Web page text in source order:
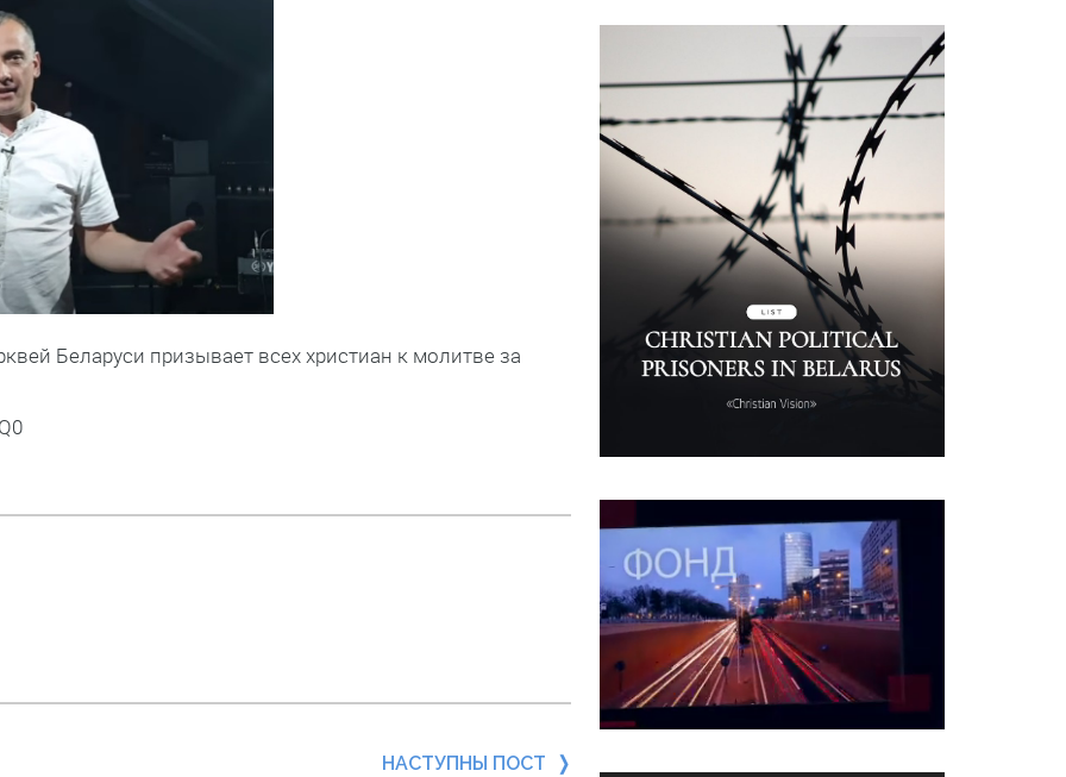
Беларуси призывает всех христиан к молитве за
НАСТУПНЫ ПОСТ